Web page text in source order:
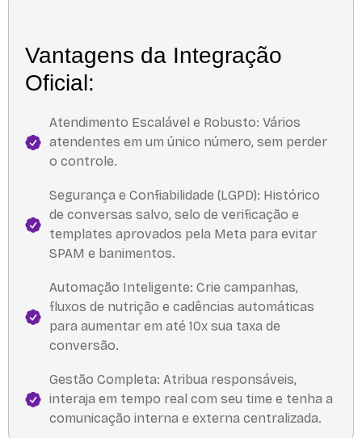
Vantagens da Integração
Oficial:
Atendimento Escalável e Robusto: Vários
atendentes em um único número, sem perder
o controle.
Segurança e Confiabilidade (LGPD): Histórico
de conversas salvo, selo de verificação e
templates aprovados pela Meta para evitar
SPAM e banimentos.
Automação Inteligente: Crie campanhas,
fluxos de nutrição e cadências automáticas
para aumentar em até 10x sua taxa de
conversão.
Gestão Completa: Atribua responsáveis,
interaja em tempo real com seu time e tenha a
comunicação interna e externa centralizada.